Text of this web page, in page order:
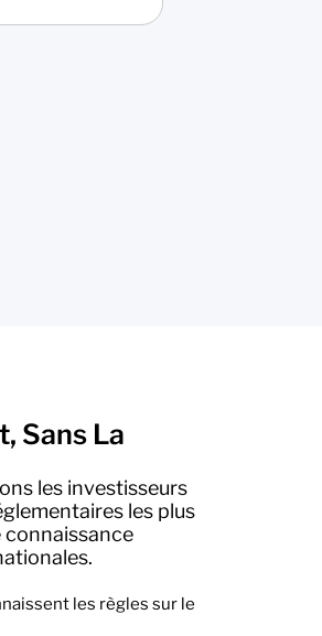
Sans La
les investisseurs
les plus
connaissance
les règles sur le